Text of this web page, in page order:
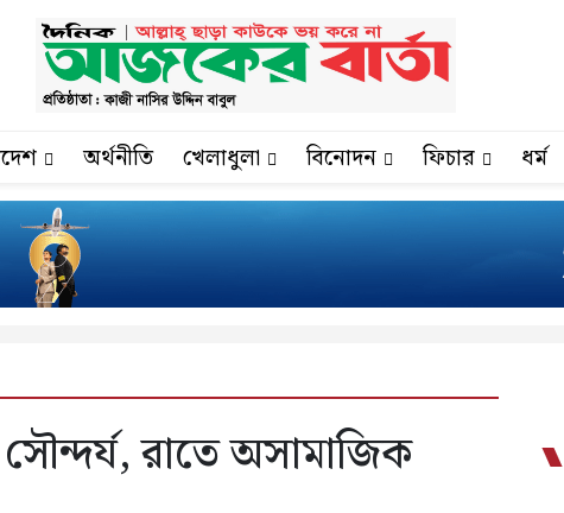
অর্থনীতি খেলাধুলা বিনোদন ফিচার ধর্ম
রাতে অসামাজিক